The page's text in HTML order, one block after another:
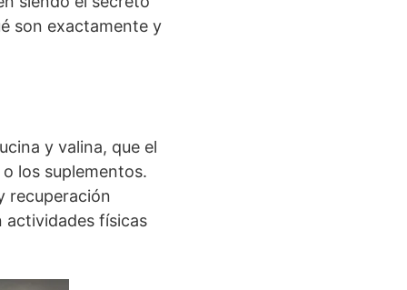
son exactamente y
y valina, que el
los suplementos.
recuperación
actividades físicas